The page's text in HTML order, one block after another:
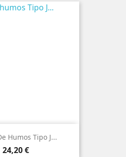
Humos Tipo J...
Precio
24,20 €